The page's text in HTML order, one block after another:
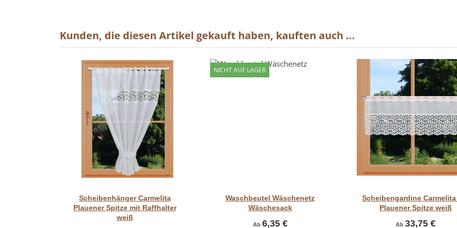
Kunden, die diesen Artikel gekauft haben, kauften auch ...
Scheibenhänger Carmelita
Plauener Spitze mit Raffhalter
weiß
NICHT AUF LAGER
Waschbeutel Wäschenetz
Wäschesack
Ab 6,35 €
Scheibengardine
Plauener Spitze weiß
Ab 33,75 €